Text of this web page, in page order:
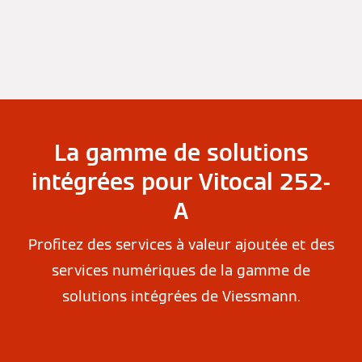
La gamme de solutions
intégrées pour Vitocal 252-
A
Profitez des services à valeur ajoutée et des
services numériques de la gamme de
solutions intégrées de Viessmann.